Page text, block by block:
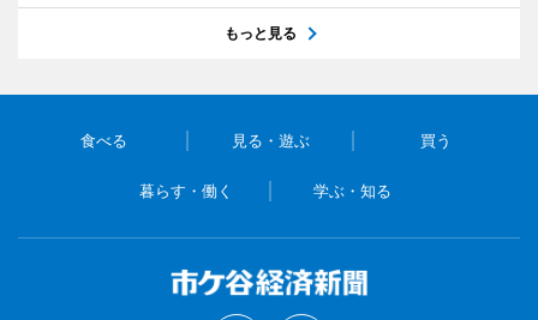
もっと見る
食べる 見る・遊ぶ 買う
暮らす・働く 学ぶ・知る